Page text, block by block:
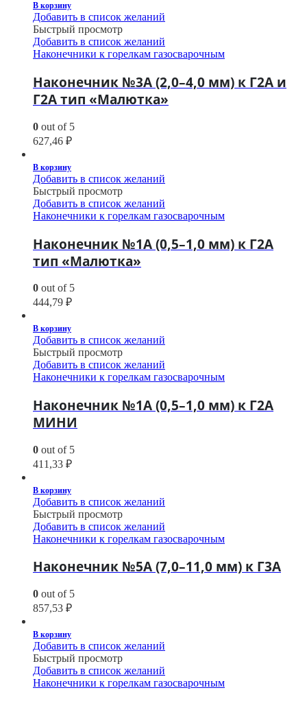
В корзину
Добавить в список желаний
Быстрый просмотр
Добавить в список желаний
Наконечники к горелкам газосварочным
Наконечник №3А (2,0–4,0 мм) к Г2А и
Г2А тип «Малютка»
0 out of 5
627,46 ₽
В корзину
Добавить в список желаний
Быстрый просмотр
Добавить в список желаний
Наконечники к горелкам газосварочным
Наконечник №1А (0,5–1,0 мм) к Г2А
тип «Малютка»
0 out of 5
444,79 ₽
В корзину
Добавить в список желаний
Быстрый просмотр
Добавить в список желаний
Наконечники к горелкам газосварочным
Наконечник №1А (0,5–1,0 мм) к Г2А
МИНИ
0 out of 5
411,33 ₽
В корзину
Добавить в список желаний
Быстрый просмотр
Добавить в список желаний
Наконечники к горелкам газосварочным
Наконечник №5А (7,0–11,0 мм) к Г3А
0 out of 5
857,53 ₽
В корзину
Добавить в список желаний
Быстрый просмотр
Добавить в список желаний
Наконечники к горелкам газосварочным